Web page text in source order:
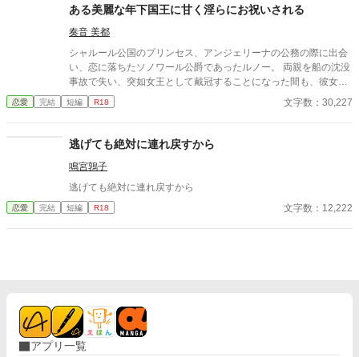
ある美麗な年下国王に甘く淫らにお祝いされる
奏音 美都
シャルール公国のプリンセス、アンジェリーナの公務の際に出会
い、恋に落ちたソノワール公爵であったルノー。 両親を船の沈没
事故で失い、突如女王として戴冠することになった間も、彼女を
支え続けた。 それから幾つもの困難を乗り越え、ルノーはアンジ
ェリーナと婚姻を結び、単なる女王の夫、王配ではなく、自らも
アンジェリーナの誕生日。ルノーは彼女を喜ばせようと、画策す
る。
恋愛 完結 短編 R18 文字数：30,227
逃げても絶対に連れ戻すから
鳴宮鶉子
逃げても絶対に連れ戻すから
恋愛 完結 短編 R18 文字数：12,222
アプリ一覧